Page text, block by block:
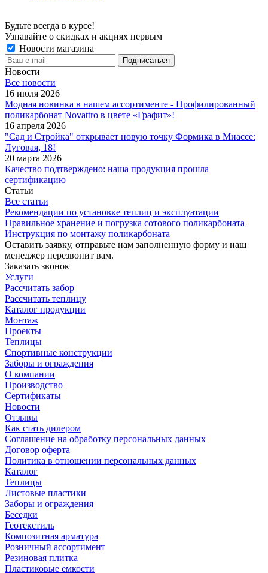
Будьте всегда в курсе!
Узнавайте о скидках и акциях первым
Новости магазина
Новости
Все новости
16 июля 2026
Модная новинка в нашем ассортименте - Профилированный
поликарбонат Novattro в цвете «Графит»!
16 апреля 2026
"Сад и Стройка" открывает новую точку Формика в Миассе:
Луговая, 18!
20 марта 2026
Качество подтверждено: наша продукция прошла
сертификацию
Статьи
Все статьи
Рекомендации по установке теплиц и эксплуатации
Правильное хранение и погрузка сотового поликарбоната
Инструкция по монтажу поликарбоната
Оставить заявку, отправьте нам заполненную форму и наш
менеджер перезвонит вам.
Заказать звонок
Услуги
Рассчитать забор
Рассчитать теплицу
Каталог продукции
Монтаж
Проекты
Теплицы
Спортивные конструкции
Заборы и ограждения
О компании
Производство
Сертификаты
Новости
Отзывы
Как стать дилером
Соглашение на обработку персональных данных
Договор оферта
Политика в отношении персональных данных
Каталог
Теплицы
Листовые пластики
Заборы и ограждения
Беседки
Геотекстиль
Композитная арматура
Розничный ассортимент
Резиновая плитка
Пластиковые емкости